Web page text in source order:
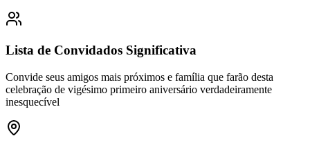
Lista de Convidados Significativa
Convide seus amigos mais próximos e família que farão desta
celebração de vigésimo primeiro aniversário verdadeiramente
inesquecível